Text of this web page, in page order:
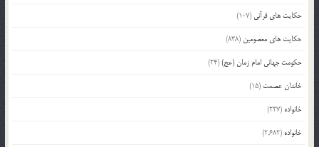
حکایت های قرآنی (107)
حکایت های معصومین (838)
حکومت جهانی امام زمان (عج)(24)
خاندان عصمت (15)
خانواده (227)
خانواده (2,682)